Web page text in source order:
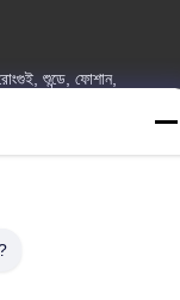
শুন্ডে, ফোশান,